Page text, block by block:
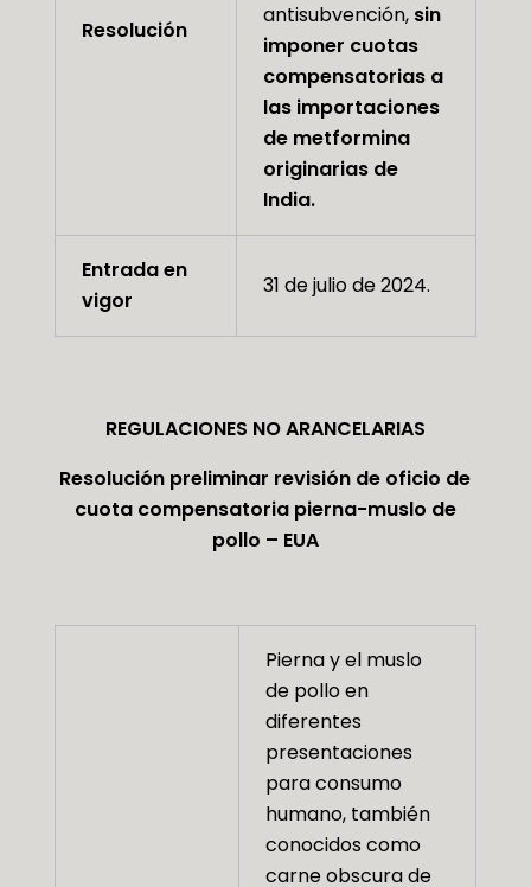
Resolución
antisubvención, sin
imponer cuotas
compensatorias a
las importaciones
de metformina
originarias de
India.
Entrada en
vigor
31 de julio de 2024.
REGULACIONES NO ARANCELARIAS
Resolución preliminar revisión de oficio de
cuota compensatoria pierna-muslo de
pollo – EUA
Pierna y el muslo
de pollo en
diferentes
presentaciones
para consumo
humano, también
conocidos como
carne obscura de